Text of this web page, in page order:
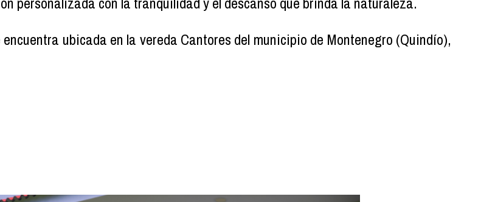
encuentra ubicada en la vereda Cantores del municipio de Montenegro (Quindío),